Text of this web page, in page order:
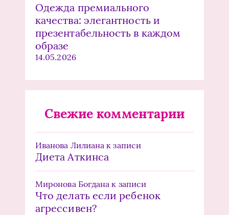
Одежда премиального
качества: элегантность и
презентабельность в каждом
образе
14.05.2026
Свежие комментарии
Иванова Лилиана к записи
Диета Аткинса
Миронова Богдана к записи
Что делать если ребенок
агрессивен?